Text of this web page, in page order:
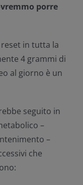
porre
in tutta la
4 grammi di
al giorno è un
seguito in
–
–
che